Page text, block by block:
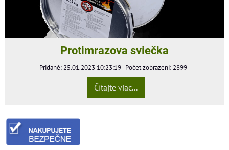
Protimrazova sviečka
Pridané: 25.01.2023 10:23:19 Počet zobrazení: 2899
Čítajte viac...